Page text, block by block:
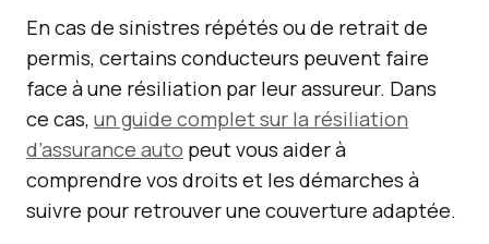
En cas de sinistres répétés ou de retrait de
permis, certains conducteurs peuvent faire
face à une résiliation par leur assureur. Dans
ce cas, un guide complet sur la résiliation
d’assurance auto peut vous aider à
comprendre vos droits et les démarches à
suivre pour retrouver une couverture adaptée.